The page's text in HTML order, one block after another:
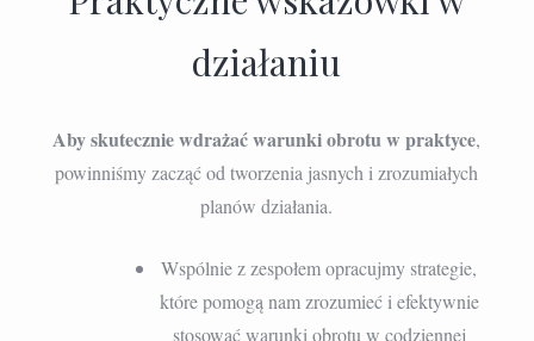
działaniu
Aby skutecznie wdrażać warunki obrotu w praktyce,
powinniśmy zacząć od tworzenia jasnych i zrozumiałych
planów działania.
Wspólnie z zespołem opracujmy strategie,
które pomogą nam zrozumieć i efektywnie
stosować warunki obrotu w codziennej